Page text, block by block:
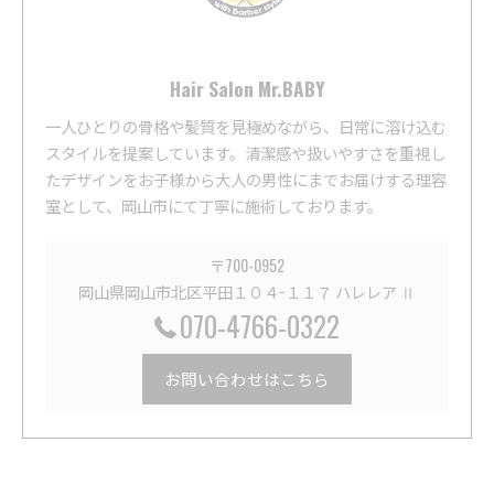
Hair Salon Mr.BABY
一人ひとりの骨格や髪質を見極めながら、日常に溶け込む
スタイルを提案しています。清潔感や扱いやすさを重視し
たデザインをお子様から大人の男性にまでお届けする理容
室として、岡山市にて丁寧に施術しております。
〒700-0952
岡山県岡山市北区平田１０４−１１７ ハレレア Ⅱ
070-4766-0322
お問い合わせはこちら